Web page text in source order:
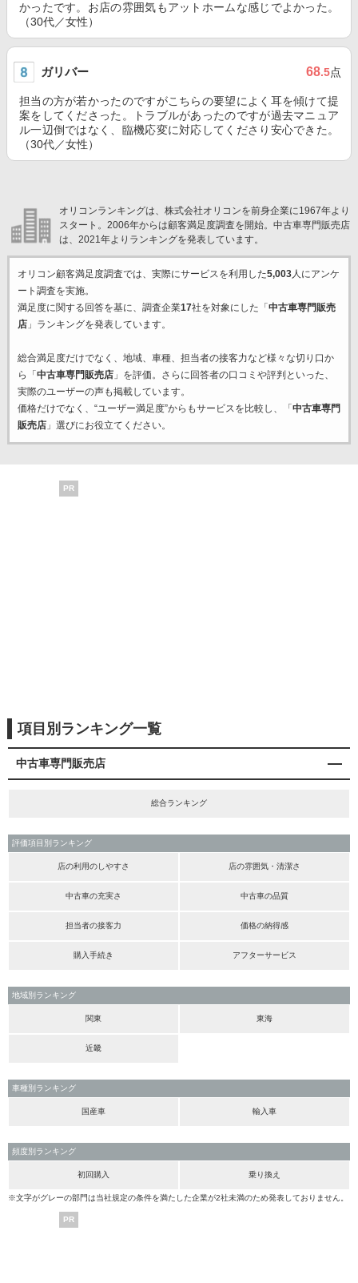
かったです。お店の雰囲気もアットホームな感じでよかった。
（30代／女性）
ガリバー 68.5点
担当の方が若かったのですがこちらの要望によく耳を傾けて提
案をしてくださった。トラブルがあったのですが過去マニュア
ル一辺倒ではなく、臨機応変に対応してくださり安心できた。
（30代／女性）
オリコンランキングは、株式会社オリコンを前身企業に1967年より
スタート。2006年からは顧客満足度調査を開始。中古車専門販売店
は、2021年よりランキングを発表しています。
オリコン顧客満足度調査では、実際にサービスを利用した5,003人にアンケ
ート調査を実施。
満足度に関する回答を基に、調査企業17社を対象にした「 中古車専門販売
店」ランキングを発表しています。
総合満足度だけでなく、地域、車種、担当者の接客力など様々な切り口か
ら「 中古車専門販売店」を評価。さらに回答者の口コミや評判といった、
実際のユーザーの声も掲載しています。
価格だけでなく、“ユーザー満足度”からもサービスを比較し、「 中古車専門
販売店」選びにお役立てください。
PR
項目別ランキング一覧
中古車専門販売店
総合ランキング
評価項目別ランキング
店の利用のしやすさ 店の雰囲気・清潔さ
中古車の充実さ 中古車の品質
担当者の接客力 価格の納得感
購入手続き アフターサービス
地域別ランキング
関東 東海
近畿
車種別ランキング
国産車 輸入車
頻度別ランキング
初回購入 乗り換え
※文字がグレーの部門は当社規定の条件を満たした企業が2社未満のため発表しておりません。
PR